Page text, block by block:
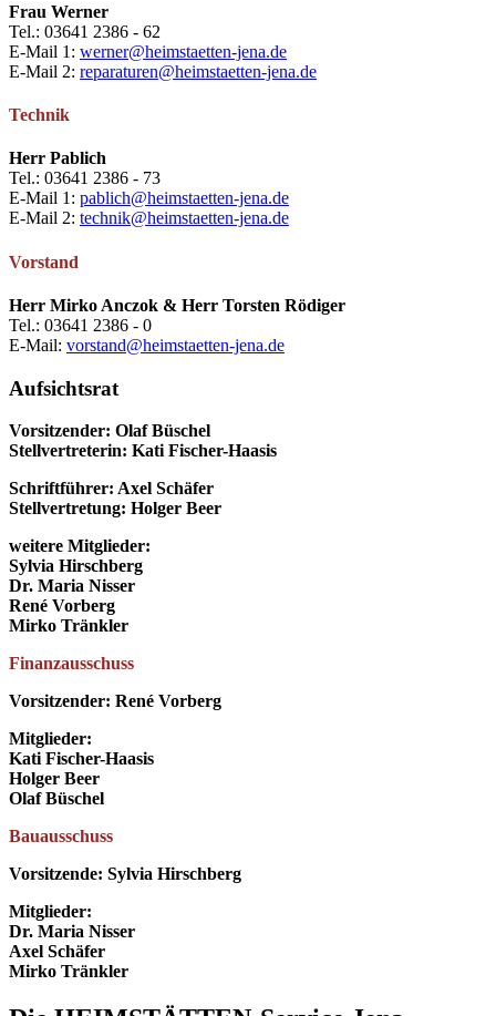
Frau Werner
Tel.: 03641 2386 - 62
E-Mail 1: werner@heimstaetten-jena.de
E-Mail 2: reparaturen@heimstaetten-jena.de
Technik
Herr Pablich
Tel.: 03641 2386 - 73
E-Mail 1: pablich@heimstaetten-jena.de
E-Mail 2: technik@heimstaetten-jena.de
Vorstand
Herr Mirko Anczok & Herr Torsten Rödiger
Tel.: 03641 2386 - 0
E-Mail: vorstand@heimstaetten-jena.de
Aufsichtsrat
Vorsitzender: Olaf Büschel
Stellvertreterin: Kati Fischer-Haasis
Schriftführer: Axel Schäfer
Stellvertretung: Holger Beer
weitere Mitglieder:
Sylvia Hirschberg
Dr. Maria Nisser
René Vorberg
Mirko Tränkler
Finanzausschuss
Vorsitzender: René Vorberg
Mitglieder:
Kati Fischer-Haasis
Holger Beer
Olaf Büschel
Bauausschuss
Vorsitzende: Sylvia Hirschberg
Mitglieder:
Dr. Maria Nisser
Axel Schäfer
Mirko Tränkler